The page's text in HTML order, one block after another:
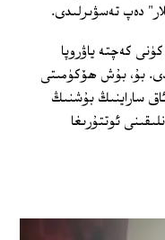
دەپ تەسۋىرلىدى.
كەچتە ياۋروپا
بۇ، بۇش ھۆكۈمىتى
ساراينىڭ بۇشنىڭ
ئوتتۇرىغا